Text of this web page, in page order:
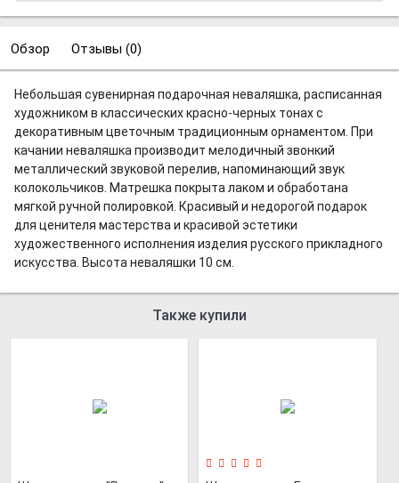
Обзор Отзывы (0)
Небольшая сувенирная подарочная неваляшка, расписанная
художником в классических красно-черных тонах с
декоративным цветочным традиционным орнаментом. При
качании неваляшка производит мелодичный звонкий
металлический звуковой перелив, напоминающий звук
колокольчиков. Матрешка покрыта лаком и обработана
мягкой ручной полировкой. Красивый и недорогой подарок
для ценителя мастерства и красивой эстетики
художественного исполнения изделия русского прикладного
искусства. Высота неваляшки 10 см.
Также купили